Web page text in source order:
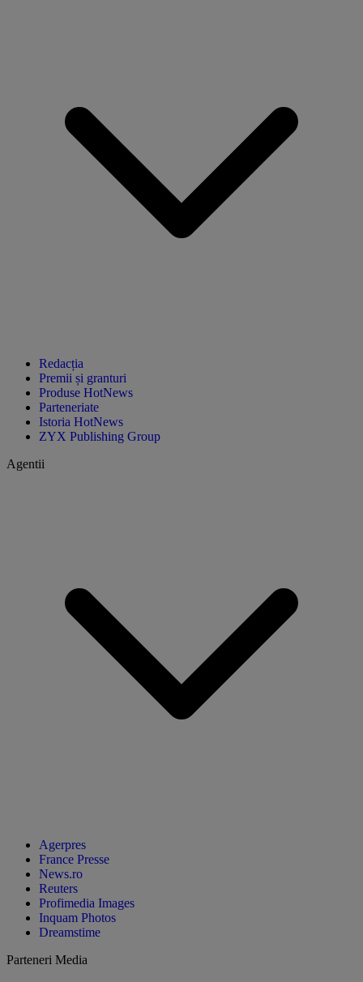
Redacția
Premii și granturi
Produse HotNews
Parteneriate
Istoria HotNews
ZYX Publishing Group
Agentii
Agerpres
France Presse
News.ro
Reuters
Profimedia Images
Inquam Photos
Dreamstime
Parteneri Media